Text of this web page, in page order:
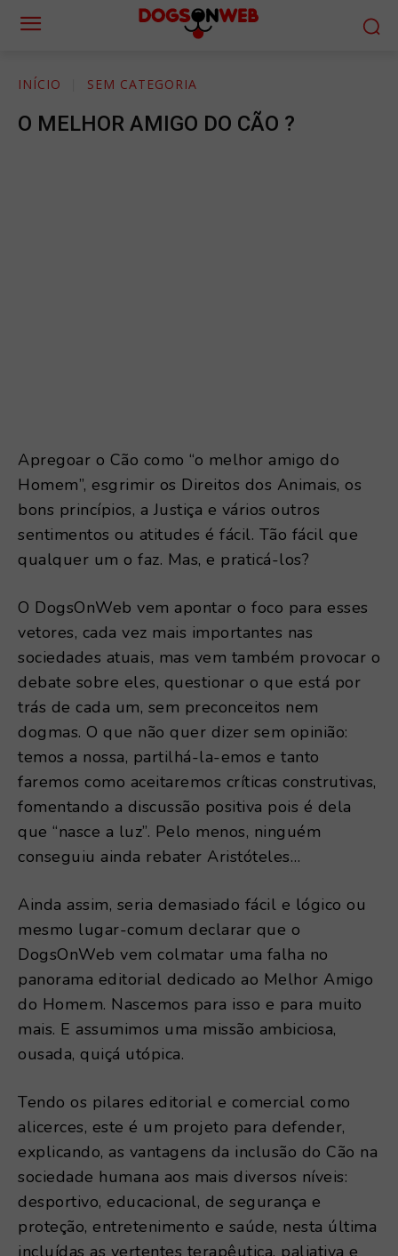
INÍCIO SEM CATEGORIA
O MELHOR AMIGO DO CÃO ?
Apregoar o Cão como “o melhor amigo do
Homem”, esgrimir os Direitos dos Animais, os
bons princípios, a Justiça e vários outros
sentimentos ou atitudes é fácil. Tão fácil que
qualquer um o faz. Mas, e praticá-los?
O DogsOnWeb vem apontar o foco para esses
vetores, cada vez mais importantes nas
sociedades atuais, mas vem também provocar o
debate sobre eles, questionar o que está por
trás de cada um, sem preconceitos nem
dogmas. O que não quer dizer sem opinião:
temos a nossa, partilhá-la-emos e tanto
faremos como aceitaremos críticas construtivas,
fomentando a discussão positiva pois é dela
que “nasce a luz”. Pelo menos, ninguém
conseguiu ainda rebater Aristóteles…
Ainda assim, seria demasiado fácil e lógico ou
mesmo lugar-comum declarar que o
DogsOnWeb vem colmatar uma falha no
panorama editorial dedicado ao Melhor Amigo
do Homem. Nascemos para isso e para muito
mais. E assumimos uma missão ambiciosa,
ousada, quiçá utópica.
Tendo os pilares editorial e comercial como
alicerces, este é um projeto para defender,
explicando, as vantagens da inclusão do Cão na
sociedade humana aos mais diversos níveis:
desportivo, educacional, de segurança e
proteção, entretenimento e saúde, nesta última
incluídas as vertentes terapêutica, paliativa e